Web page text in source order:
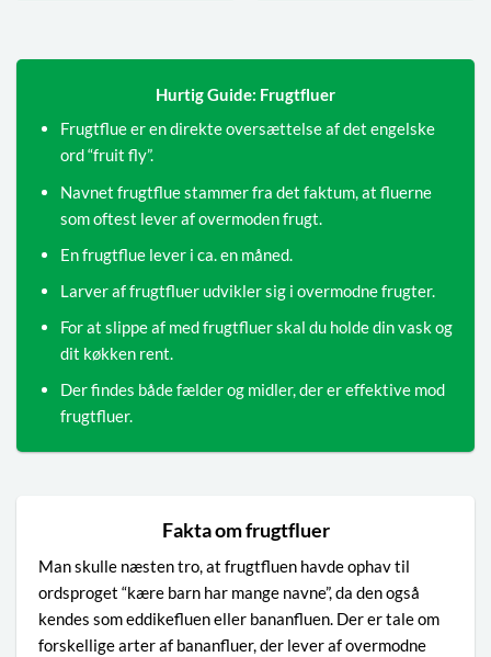
Hurtig Guide: Frugtfluer
Frugtflue er en direkte oversættelse af det engelske
ord “fruit fly”.
Navnet frugtflue stammer fra det faktum, at fluerne
som oftest lever af overmoden frugt.
En frugtflue lever i ca. en måned.
Larver af frugtfluer udvikler sig i overmodne frugter.
For at slippe af med frugtfluer skal du holde din vask og
dit køkken rent.
Der findes både fælder og midler, der er effektive mod
frugtfluer.
Fakta om frugtfluer
Man skulle næsten tro, at frugtfluen havde ophav til
ordsproget “kære barn har mange navne”, da den også
kendes som eddikefluen eller bananfluen. Der er tale om
forskellige arter af bananfluer, der lever af overmodne